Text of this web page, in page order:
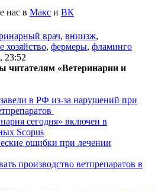
нас в Макс и ВК
врач, вниизж,
хозяйство, фермеры, фламинго
23:52
читателям «Ветеринарии и
в РФ из-за нарушений при
сегодня» включен в
Scopus
ошибки при лечении
производство ветпрепаратов в